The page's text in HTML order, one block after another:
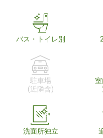
バス・トイレ別
駐車場
(近隣含)
洗面所独立